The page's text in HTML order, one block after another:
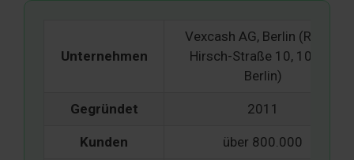
Unternehmen
Vexcash AG, Berlin (Rahel-
Hirsch-Straße 10, 10557
Berlin)
Gegründet 2011
Kunden über 800.000